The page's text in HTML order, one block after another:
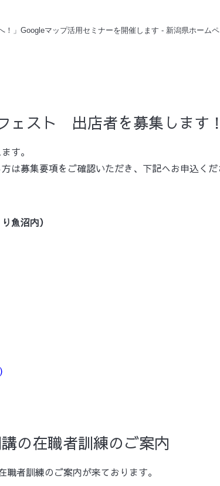
！」Googleマップ活用セミナーを開催します - 新潟県ホーム
ェスト 出店者を募集します
す。
は募集要項をご確認いただき、下記へお申込く
魚沼内）
の在職者訓練のご案内
者訓練のご案内が来ております。